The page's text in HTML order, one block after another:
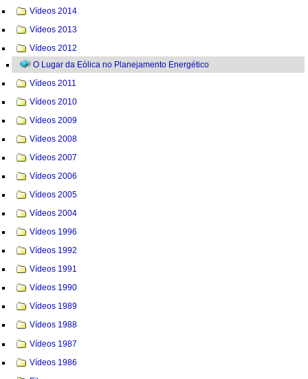
Vídeos 2014
Vídeos 2013
Vídeos 2012
O Lugar da Eólica no Planejamento Energético
Vídeos 2011
Vídeos 2010
Vídeos 2009
Vídeos 2008
Vídeos 2007
Vídeos 2006
Vídeos 2005
Vídeos 2004
Vídeos 1996
Vídeos 1992
Vídeos 1991
Vídeos 1990
Vídeos 1989
Vídeos 1988
Vídeos 1987
Vídeos 1986